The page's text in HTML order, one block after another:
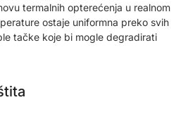
termalnih opterećenja u realnom
ostaje uniformna preko svih
tačke koje bi mogle degradirati